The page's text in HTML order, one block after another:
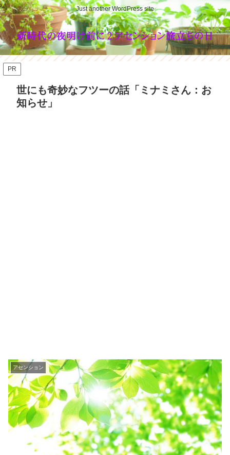
Just another WordPress site
PR
世にも奇妙なフツーの話「ミナミさん：お
知らせ」
アセンション